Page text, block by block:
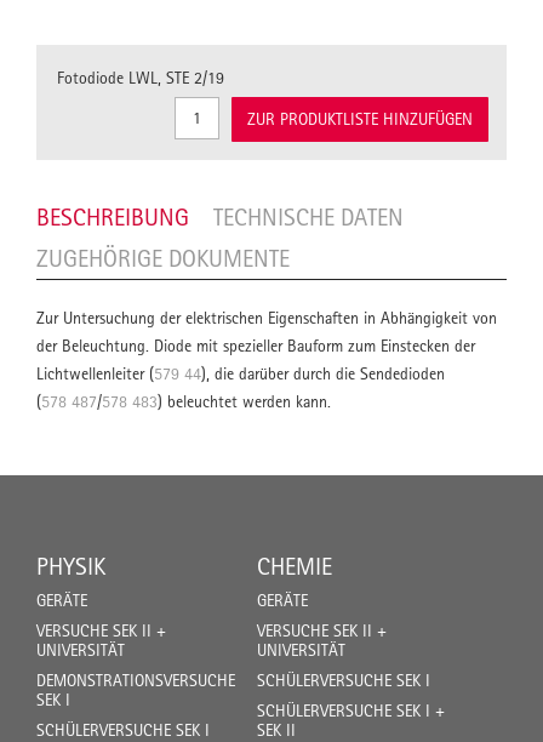
Fotodiode LWL, STE 2/19
ZUR PRODUKTLISTE HINZUFÜGEN
BESCHREIBUNG
TECHNISCHE DATEN
ZUGEHÖRIGE DOKUMENTE
Zur Untersuchung der elektrischen Eigenschaften in Abhängigkeit von
der Beleuchtung. Diode mit spezieller Bauform zum Einstecken der
Lichtwellenleiter (579 44), die darüber durch die Sendedioden
(578 487/578 483) beleuchtet werden kann.
PHYSIK
GERÄTE
VERSUCHE SEK II +
UNIVERSITÄT
DEMONSTRATIONSVERSUCHE
SEK I
SCHÜLERVERSUCHE SEK I
CHEMIE
GERÄTE
VERSUCHE SEK II +
UNIVERSITÄT
SCHÜLERVERSUCHE SEK I
SCHÜLERVERSUCHE SEK I +
SEK II